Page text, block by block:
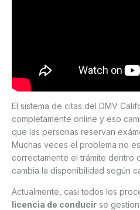
El sistema de citas del DMV
completamente online y eso
que las personas reservan
Muchas veces el problema no
correctamente el trámite dentro
cambia la disponibilidad según
Actualmente, casi todos los
licencia de conducir se